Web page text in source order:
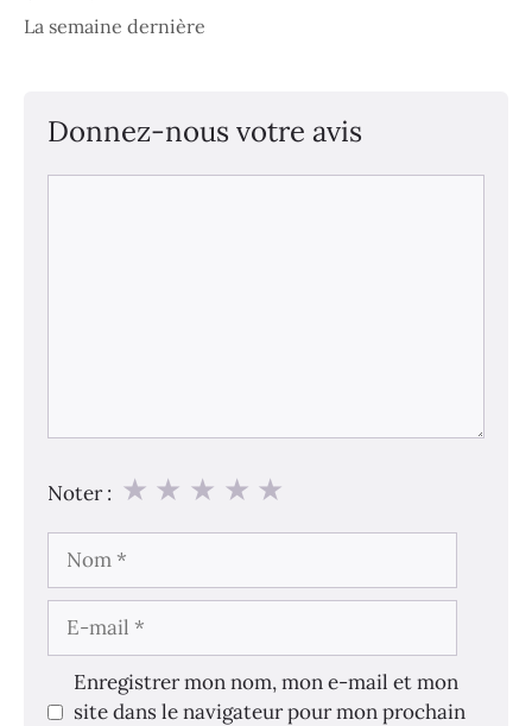
La semaine dernière
Donnez-nous votre avis
Noter : ★
★
★
★
★
mail
Enregistrer mon nom, mon e-mail et mon
site dans le navigateur pour mon prochain